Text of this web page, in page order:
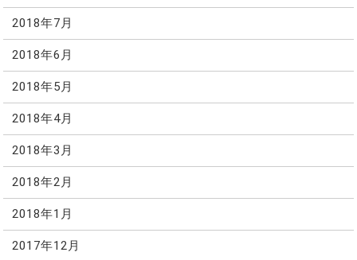
2018年7月
2018年6月
2018年5月
2018年4月
2018年3月
2018年2月
2018年1月
2017年12月